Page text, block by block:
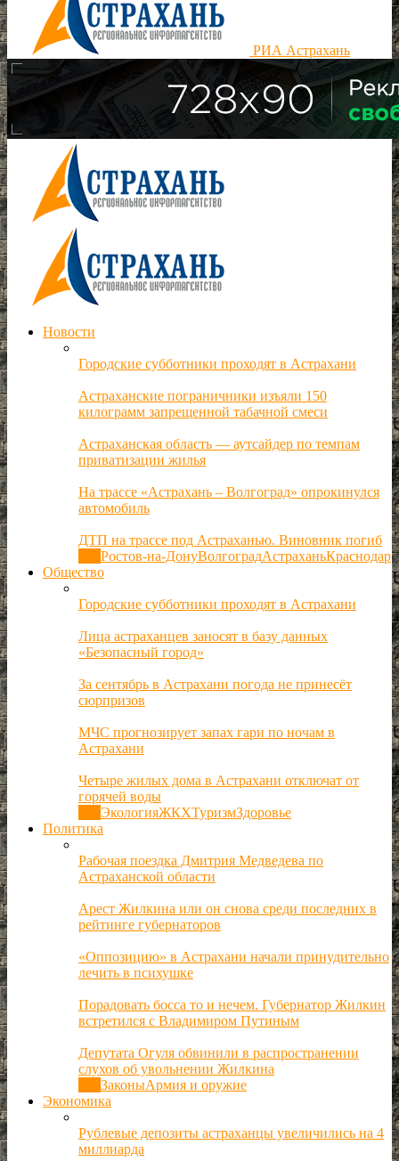
РИА Астрахань
Новости
Городские субботники проходят в Астрахани
Астраханские пограничники изъяли 150
килограмм запрещенной табачной смеси
Астраханская область — аутсайдер по темпам
приватизации жилья
На трассе «Астрахань – Волгоград» опрокинулся
автомобиль
ДТП на трассе под Астраханью. Виновник погиб
Ростов-на-ДонуВолгоградАстраханьКраснодар
Общество
Городские субботники проходят в Астрахани
Лица астраханцев заносят в базу данных
«Безопасный город»
За сентябрь в Астрахани погода не принесёт
сюрпризов
МЧС прогнозирует запах гари по ночам в
Астрахани
Четыре жилых дома в Астрахани отключат от
горячей воды
ЭкологияЖКХТуризмЗдоровье
Политика
Рабочая поездка Дмитрия Медведева по
Астраханской области
Арест Жилкина или он снова среди последних в
рейтинге губернаторов
«Оппозицию» в Астрахани начали принудительно
лечить в психушке
Порадовать босса то и нечем. Губернатор Жилкин
встретился с Владимиром Путиным
Депутата Огуля обвинили в распространении
слухов об увольнении Жилкина
ЗаконыАрмия и оружие
Экономика
Рублевые депозиты астраханцы увеличились на 4
миллиарда